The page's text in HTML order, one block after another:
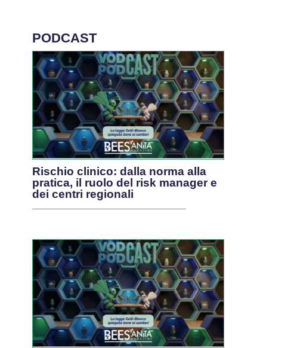
PODCAST
Rischio clinico: dalla norma alla
pratica, il ruolo del risk manager e
dei centri regionali